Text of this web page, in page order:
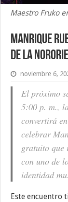
Maestro Fruko
Manrique
de la
noviembre 6,
El próximo
5:00 p. m.,
convertirá
celebrar
gratuito que
con uno de
identidad
Este encuentro